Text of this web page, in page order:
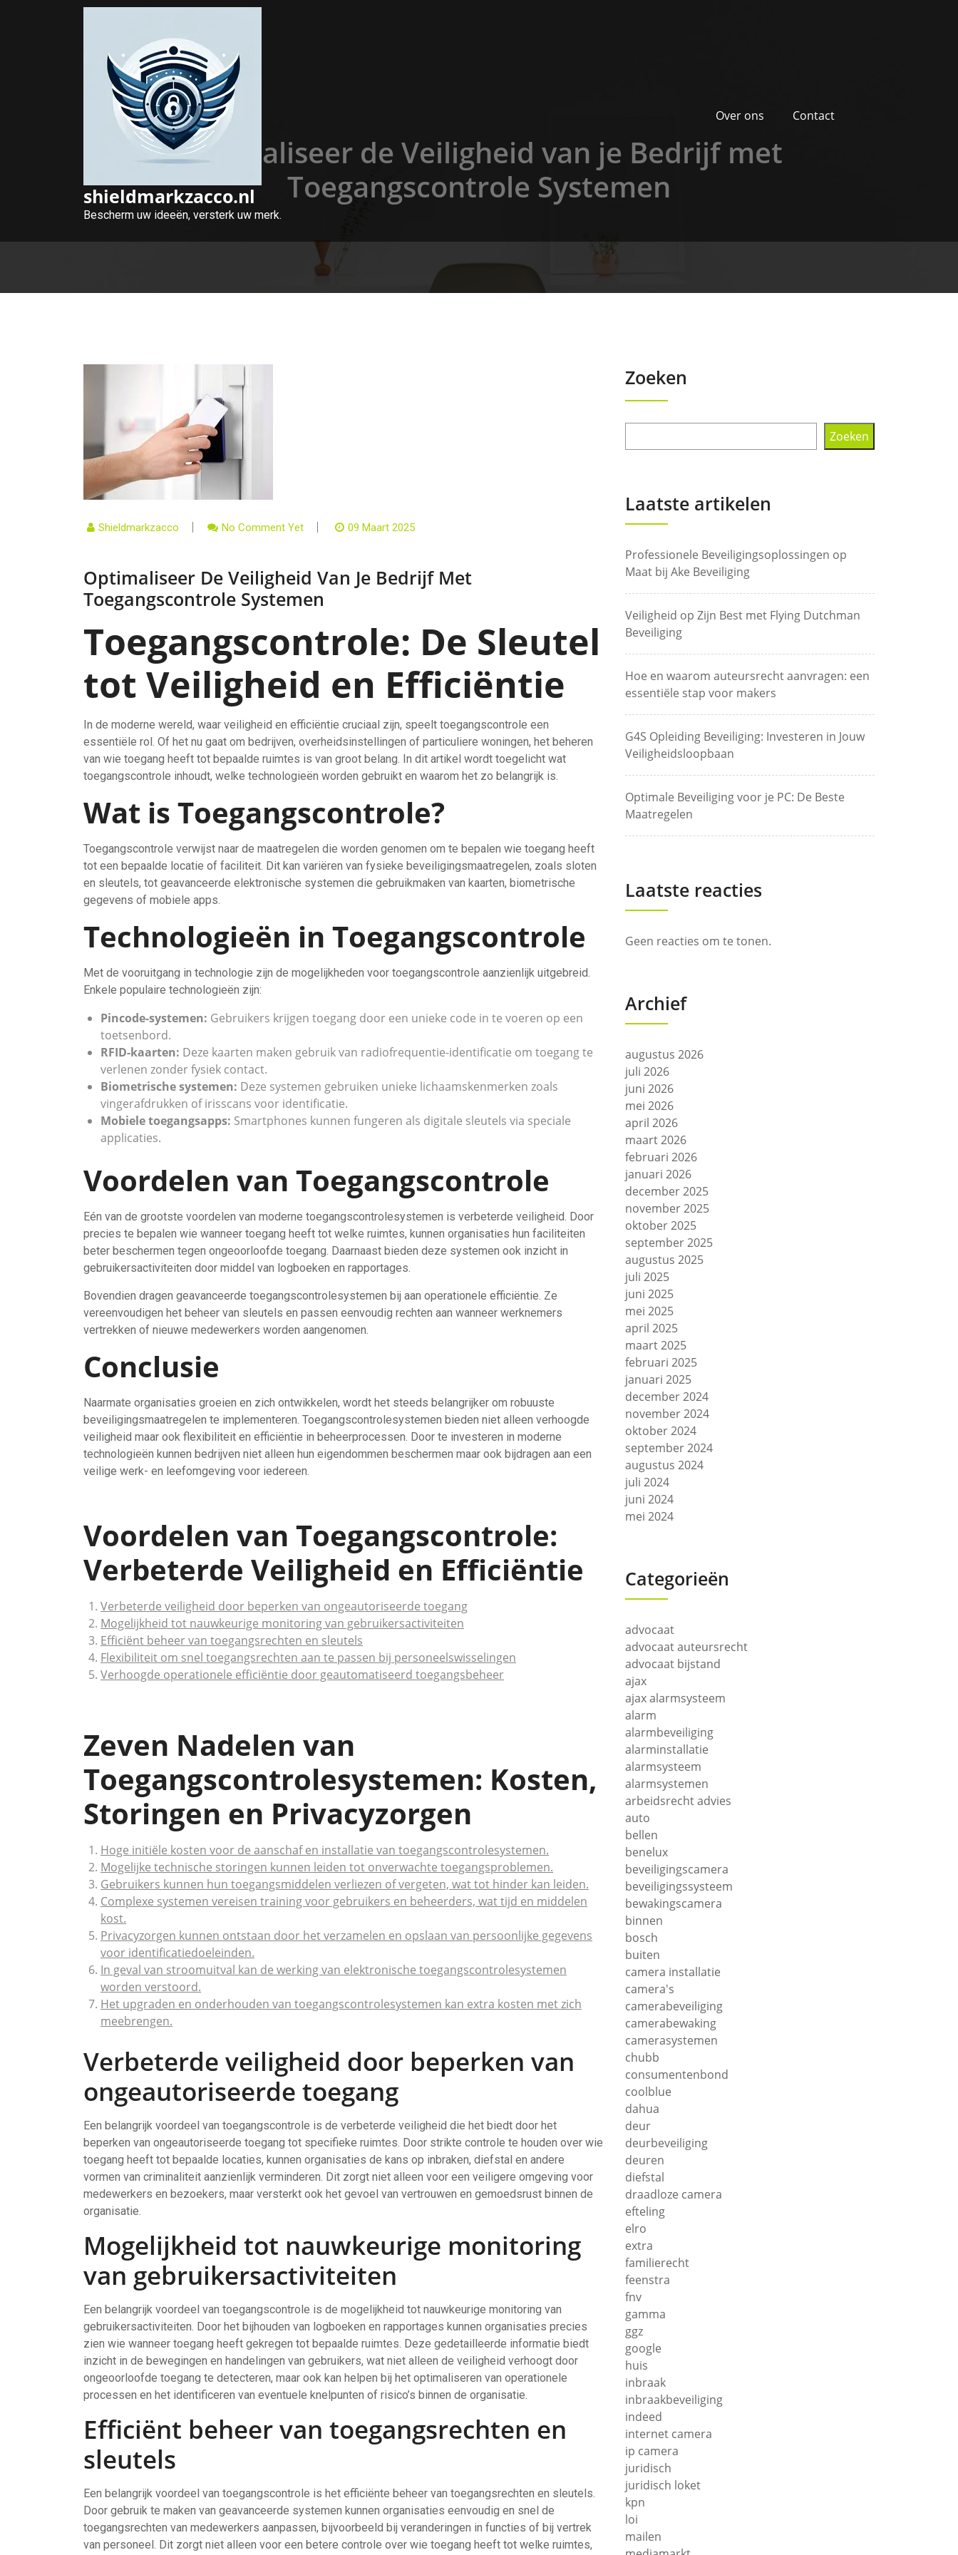
shieldmarkzacco.nl
Bescherm uw ideeën, versterk uw merk.
Over ons Contact
Optimaliseer de Veiligheid van je Bedrijf met
Toegangscontrole Systemen
Shieldmarkzacco No Comment Yet 09 Maart 2025
Optimaliseer De Veiligheid Van Je Bedrijf Met
Toegangscontrole Systemen
Toegangscontrole: De Sleutel
tot Veiligheid en Efficiëntie
In de moderne wereld, waar veiligheid en efficiëntie cruciaal zijn, speelt toegangscontrole een
essentiële rol. Of het nu gaat om bedrijven, overheidsinstellingen of particuliere woningen, het beheren
van wie toegang heeft tot bepaalde ruimtes is van groot belang. In dit artikel wordt toegelicht wat
toegangscontrole inhoudt, welke technologieën worden gebruikt en waarom het zo belangrijk is.
Wat is Toegangscontrole?
Toegangscontrole verwijst naar de maatregelen die worden genomen om te bepalen wie toegang heeft
tot een bepaalde locatie of faciliteit. Dit kan variëren van fysieke beveiligingsmaatregelen, zoals sloten
en sleutels, tot geavanceerde elektronische systemen die gebruikmaken van kaarten, biometrische
gegevens of mobiele apps.
Technologieën in Toegangscontrole
Met de vooruitgang in technologie zijn de mogelijkheden voor toegangscontrole aanzienlijk uitgebreid.
Enkele populaire technologieën zijn:
Pincode-systemen: Gebruikers krijgen toegang door een unieke code in te voeren op een
toetsenbord.
RFID-kaarten: Deze kaarten maken gebruik van radiofrequentie-identificatie om toegang te
verlenen zonder fysiek contact.
Biometrische systemen: Deze systemen gebruiken unieke lichaamskenmerken zoals
vingerafdrukken of irisscans voor identificatie.
Mobiele toegangsapps: Smartphones kunnen fungeren als digitale sleutels via speciale
applicaties.
Voordelen van Toegangscontrole
Eén van de grootste voordelen van moderne toegangscontrolesystemen is verbeterde veiligheid. Door
precies te bepalen wie wanneer toegang heeft tot welke ruimtes, kunnen organisaties hun faciliteiten
beter beschermen tegen ongeoorloofde toegang. Daarnaast bieden deze systemen ook inzicht in
gebruikersactiviteiten door middel van logboeken en rapportages.
Bovendien dragen geavanceerde toegangscontrolesystemen bij aan operationele efficiëntie. Ze
vereenvoudigen het beheer van sleutels en passen eenvoudig rechten aan wanneer werknemers
vertrekken of nieuwe medewerkers worden aangenomen.
Conclusie
Naarmate organisaties groeien en zich ontwikkelen, wordt het steeds belangrijker om robuuste
beveiligingsmaatregelen te implementeren. Toegangscontrolesystemen bieden niet alleen verhoogde
veiligheid maar ook flexibiliteit en efficiëntie in beheerprocessen. Door te investeren in moderne
technologieën kunnen bedrijven niet alleen hun eigendommen beschermen maar ook bijdragen aan een
veilige werk- en leefomgeving voor iedereen.
Voordelen van Toegangscontrole:
Verbeterde Veiligheid en Efficiëntie
Verbeterde veiligheid door beperken van ongeautoriseerde toegang
Mogelijkheid tot nauwkeurige monitoring van gebruikersactiviteiten
Efficiënt beheer van toegangsrechten en sleutels
Flexibiliteit om snel toegangsrechten aan te passen bij personeelswisselingen
Verhoogde operationele efficiëntie door geautomatiseerd toegangsbeheer
Zeven Nadelen van
Toegangscontrolesystemen: Kosten,
Storingen en Privacyzorgen
Hoge initiële kosten voor de aanschaf en installatie van toegangscontrolesystemen.
Mogelijke technische storingen kunnen leiden tot onverwachte toegangsproblemen.
Gebruikers kunnen hun toegangsmiddelen verliezen of vergeten, wat tot hinder kan leiden.
Complexe systemen vereisen training voor gebruikers en beheerders, wat tijd en middelen
kost.
Privacyzorgen kunnen ontstaan door het verzamelen en opslaan van persoonlijke gegevens
voor identificatiedoeleinden.
In geval van stroomuitval kan de werking van elektronische toegangscontrolesystemen
worden verstoord.
Het upgraden en onderhouden van toegangscontrolesystemen kan extra kosten met zich
meebrengen.
Verbeterde veiligheid door beperken van
ongeautoriseerde toegang
Een belangrijk voordeel van toegangscontrole is de verbeterde veiligheid die het biedt door het
beperken van ongeautoriseerde toegang tot specifieke ruimtes. Door strikte controle te houden over wie
toegang heeft tot bepaalde locaties, kunnen organisaties de kans op inbraken, diefstal en andere
vormen van criminaliteit aanzienlijk verminderen. Dit zorgt niet alleen voor een veiligere omgeving voor
medewerkers en bezoekers, maar versterkt ook het gevoel van vertrouwen en gemoedsrust binnen de
organisatie.
Mogelijkheid tot nauwkeurige monitoring
van gebruikersactiviteiten
Een belangrijk voordeel van toegangscontrole is de mogelijkheid tot nauwkeurige monitoring van
gebruikersactiviteiten. Door het bijhouden van logboeken en rapportages kunnen organisaties precies
zien wie wanneer toegang heeft gekregen tot bepaalde ruimtes. Deze gedetailleerde informatie biedt
inzicht in de bewegingen en handelingen van gebruikers, wat niet alleen de veiligheid verhoogt door
ongeoorloofde toegang te detecteren, maar ook kan helpen bij het optimaliseren van operationele
processen en het identificeren van eventuele knelpunten of risico’s binnen de organisatie.
Efficiënt beheer van toegangsrechten en
sleutels
Een belangrijk voordeel van toegangscontrole is het efficiënte beheer van toegangsrechten en sleutels.
Door gebruik te maken van geavanceerde systemen kunnen organisaties eenvoudig en snel de
toegangsrechten van medewerkers aanpassen, bijvoorbeeld bij veranderingen in functies of bij vertrek
van personeel. Dit zorgt niet alleen voor een betere controle over wie toegang heeft tot welke ruimtes,
Zoeken
Zoeken
Laatste artikelen
Professionele Beveiligingsoplossingen op
Maat bij Ake Beveiliging
Veiligheid op Zijn Best met Flying Dutchman
Beveiliging
Hoe en waarom auteursrecht aanvragen: een
essentiële stap voor makers
G4S Opleiding Beveiliging: Investeren in Jouw
Veiligheidsloopbaan
Optimale Beveiliging voor je PC: De Beste
Maatregelen
Laatste reacties
Geen reacties om te tonen.
Archief
augustus 2026
juli 2026
juni 2026
mei 2026
april 2026
maart 2026
februari 2026
januari 2026
december 2025
november 2025
oktober 2025
september 2025
augustus 2025
juli 2025
juni 2025
mei 2025
april 2025
maart 2025
februari 2025
januari 2025
december 2024
november 2024
oktober 2024
september 2024
augustus 2024
juli 2024
juni 2024
mei 2024
Categorieën
advocaat
advocaat auteursrecht
advocaat bijstand
ajax
ajax alarmsysteem
alarm
alarmbeveiliging
alarminstallatie
alarmsysteem
alarmsystemen
arbeidsrecht advies
auto
bellen
benelux
beveiligingscamera
beveiligingssysteem
bewakingscamera
binnen
bosch
buiten
camera installatie
camera's
camerabeveiliging
camerabewaking
camerasystemen
chubb
consumentenbond
coolblue
dahua
deur
deurbeveiliging
deuren
diefstal
draadloze camera
efteling
elro
extra
familierecht
feenstra
fnv
gamma
ggz
google
huis
inbraak
inbraakbeveiliging
indeed
internet camera
ip camera
juridisch
juridisch loket
kpn
loi
mailen